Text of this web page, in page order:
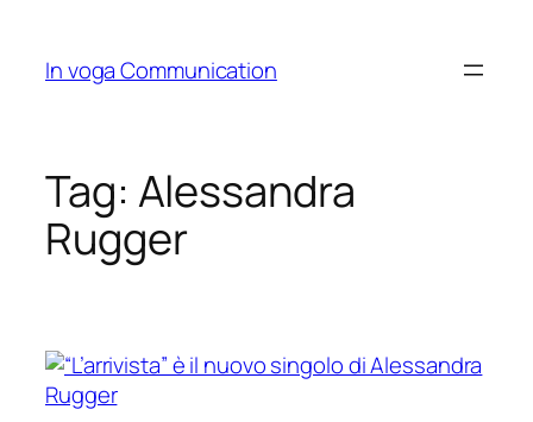
content
In voga Communication
Tag: Alessandra
Rugger